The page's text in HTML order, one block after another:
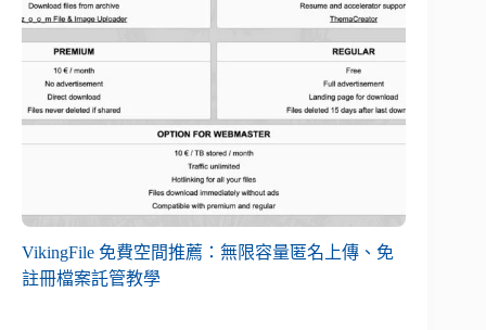
VikingFile 免費空間推薦：無限容量匿名上傳、免
註冊檔案託管教學